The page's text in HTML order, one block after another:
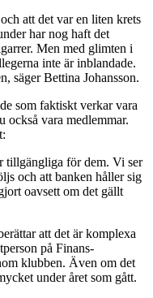
att det var en liten krets
har nog haft det
Men med glimten i
inte är inblandade.
säger Bettina Johansson.
som faktiskt verkar vara
också vara medlemmar.
tillgängliga för dem. Vi ser
och att banken håller sig
oavsett om det gällt
att det är kom­plexa
på Finans­
klubben. Även om det
under året som gått.